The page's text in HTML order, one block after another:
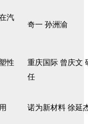
汽
奇一 孙洲渝
性
重庆国际 曾庆文
任
诺为新材料 徐延